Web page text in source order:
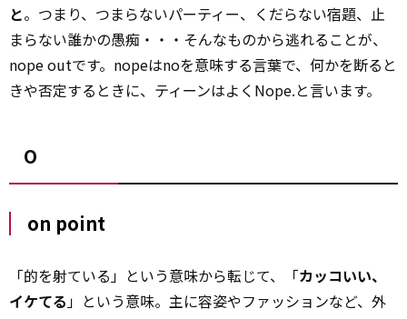
と。つまり、つまらないパーティー、くだらない宿題、止
まらない誰かの愚痴・・・そんなものから逃れることが、
nope outです。nopeはnoを意味する言葉で、何かを断ると
きや否定するときに、ティーンはよくNope.と言います。
O
on point
「的を射ている」という意味から転じて、「カッコいい、
イケてる 」という意味。主に容姿やファッションなど、外